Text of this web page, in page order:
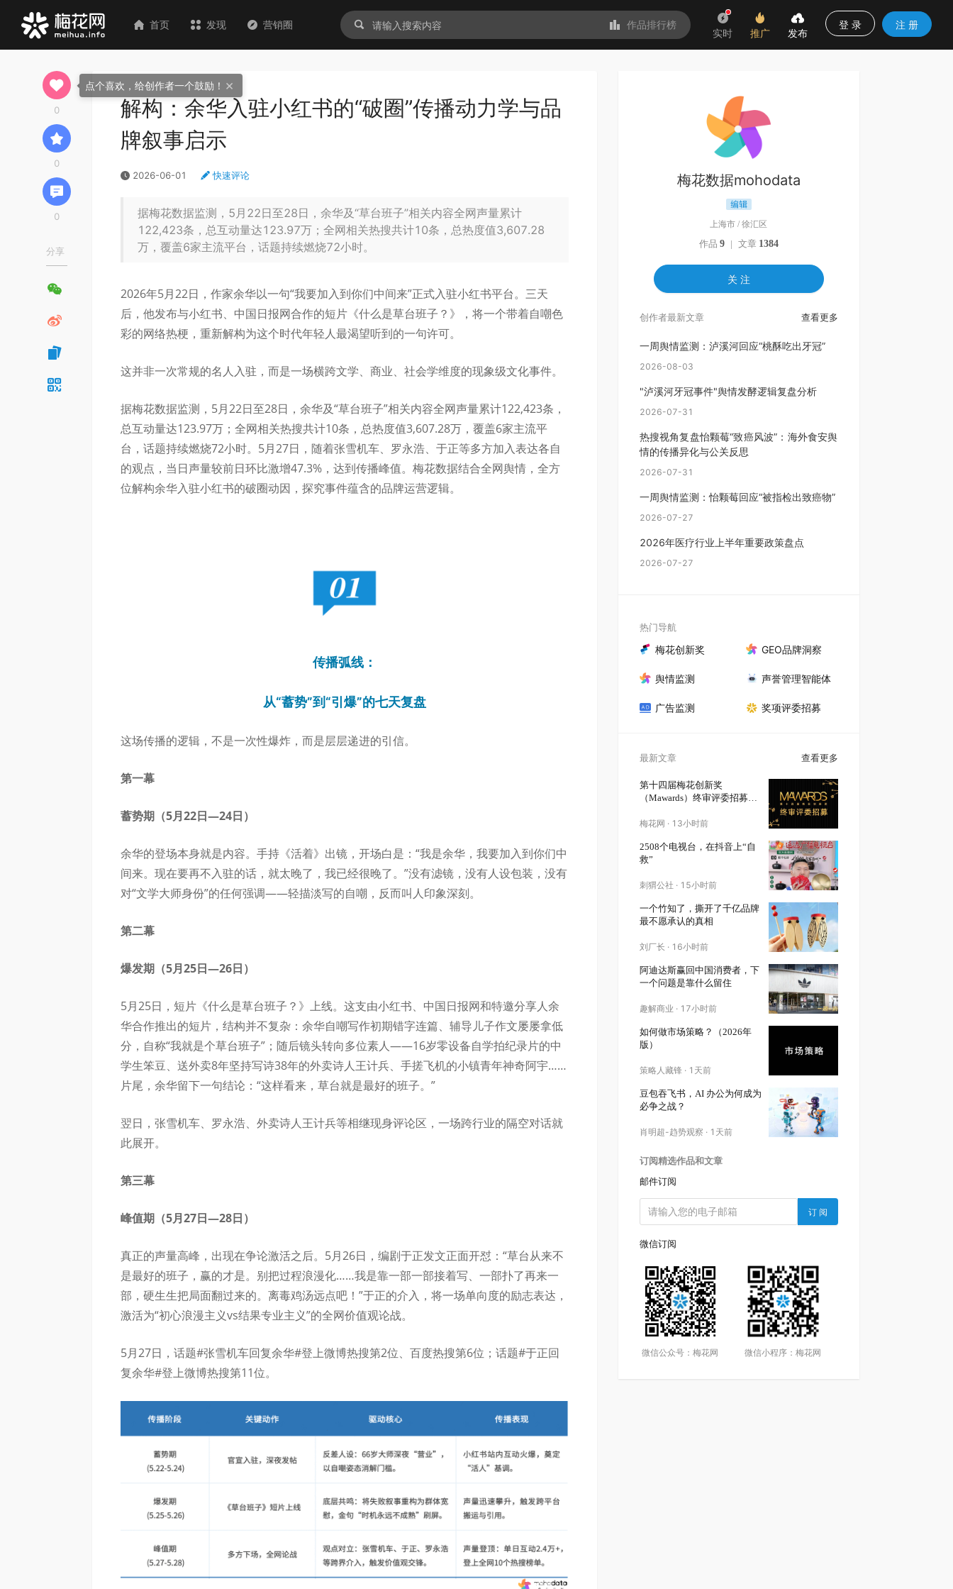
首页 发现 营销圈 作品排行榜
实时 推广 发布
登 录 注 册
解构：余华入驻小红书的“破圈”传播动力学与品
牌叙事启示
2026-06-01 快速评论
据梅花数据监测，5月22日至28日，余华及“草台班子”相关内容全网声量累计
122,423条，总互动量达123.97万；全网相关热搜共计10条，总热度值3,607.28
万，覆盖6家主流平台，话题持续燃烧72小时。
2026年5月22日，作家余华以一句“我要加入到你们中间来”正式入驻小红书平台。三天
后，他发布与小红书、中国日报网合作的短片《什么是草台班子？》，将一个带着自嘲色
彩的网络热梗，重新解构为这个时代年轻人最渴望听到的一句许可。
这并非一次常规的名人入驻，而是一场横跨文学、商业、社会学维度的现象级文化事件。
据梅花数据监测，5月22日至28日，余华及“草台班子”相关内容全网声量累计122,423条，
总互动量达123.97万；全网相关热搜共计10条，总热度值3,607.28万，覆盖6家主流平
台，话题持续燃烧72小时。5月27日，随着张雪机车、罗永浩、于正等多方加入表达各自
的观点，当日声量较前日环比激增47.3%，达到传播峰值。梅花数据结合全网舆情，全方
位解构余华入驻小红书的破圈动因，探究事件蕴含的品牌运营逻辑。
传播弧线：
从“蓄势”到“引爆”的七天复盘
这场传播的逻辑，不是一次性爆炸，而是层层递进的引信。
第一幕
蓄势期（5月22日—24日）
余华的登场本身就是内容。手持《活着》出镜，开场白是：“我是余华，我要加入到你们中
间来。现在要再不入驻的话，就太晚了，我已经很晚了。”没有滤镜，没有人设包装，没有
对“文学大师身份”的任何强调——轻描淡写的自嘲，反而叫人印象深刻。
第二幕
爆发期（5月25日—26日）
5月25日，短片《什么是草台班子？》上线。这支由小红书、中国日报网和特邀分享人余
华合作推出的短片，结构并不复杂：余华自嘲写作初期错字连篇、辅导儿子作文屡屡拿低
分，自称“我就是个草台班子”；随后镜头转向多位素人——16岁零设备自学拍纪录片的中
学生笨豆、送外卖8年坚持写诗38年的外卖诗人王计兵、手搓飞机的小镇青年神奇阿宇……
片尾，余华留下一句结论：“这样看来，草台就是最好的班子。”
翌日，张雪机车、罗永浩、外卖诗人王计兵等相继现身评论区，一场跨行业的隔空对话就
此展开。
第三幕
峰值期（5月27日—28日）
真正的声量高峰，出现在争论激活之后。5月26日，编剧于正发文正面开怼：“草台从来不
是最好的班子，赢的才是。别把过程浪漫化……我是靠一部一部接着写、一部扑了再来一
部，硬生生把局面翻过来的。离毒鸡汤远点吧！”于正的介入，将一场单向度的励志表达，
激活为“初心浪漫主义vs结果专业主义”的全网价值观论战。
5月27日，话题#张雪机车回复余华#登上微博热搜第2位、百度热搜第6位；话题#于正回
复余华#登上微博热搜第11位。
0
0
0
分享
点个喜欢，给创作者一个鼓励！ ×
梅花数据mohodata
上海市 / 徐汇区
作品 9 | 文章 1384
关 注
创作者最新文章 查看更多
一周舆情监测：泸溪河回应“桃酥吃出牙冠”
2026-08-03
"泸溪河牙冠事件"舆情发酵逻辑复盘分析
2026-07-31
热搜视角复盘怡颗莓“致癌风波”：海外食安舆
情的传播异化与公关反思
2026-07-31
一周舆情监测：怡颗莓回应“被指检出致癌物”
2026-07-27
2026年医疗行业上半年重要政策盘点
2026-07-27
热门导航
梅花创新奖 GEO品牌洞察
舆情监测 声誉管理智能体
广告监测 奖项评委招募
最新文章 查看更多
第十四届梅花创新奖
（Mawards）终审评委招募正
梅花网 · 13小时前
2508个电视台，在抖音上“自
救”
刺猬公社 · 15小时前
一个竹知了，撕开了千亿品牌
最不愿承认的真相
刘厂长 · 16小时前
阿迪达斯赢回中国消费者，下
一个问题是靠什么留住
趣解商业 · 17小时前
如何做市场策略？（2026年
版）
策略人藏锋 · 1天前
豆包吞飞书，AI 办公为何成为
必争之战？
肖明超-趋势观察 · 1天前
订阅精选作品和文章
邮件订阅
订 阅
微信订阅
微信公众号：梅花网 微信小程序：梅花网